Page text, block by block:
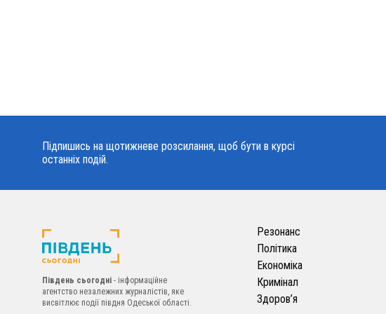
Підпишись на щотижневе розсилання, щоб бути в курсі
останніх подій.
Південь сьогодні - інформаційне
агентство незалежних журналістів, яке
висвітлює події півдня Одеської області.
Резонанс
Політика
Економіка
Кримінал
Здоров’я